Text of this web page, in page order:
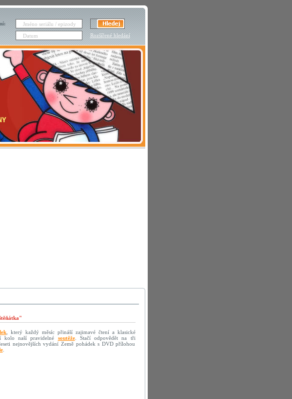
Rozšířené hledání
, který každý měsíc přináší zajimavé čtení a klasické
kolo naší pravidelné soutěže. Stačí odpovědět na tři
nejnovějších vydání Země pohádek s DVD přílohou
.